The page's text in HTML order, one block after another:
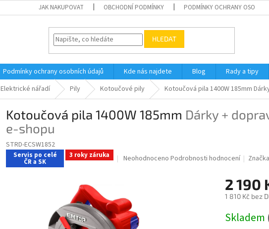
JAK NAKUPOVAT OBCHODNÍ PODMÍNKY PODMÍNKY OCHRANY
HLEDAT
Podmínky ochrany osobních údajů Kde nás najdete Blog Rady a tipy
Elektrické nářadí Pily Kotoučové pily Kotoučová pila 1400W 185mm
Kotoučová pila 1400W 185mm Dárky +
e-shopu
STRD-ECSW1852
Servis po celé
ČR a SK
3 roky záruka
Průměrné
z
5
hvězdiček.
Neohodnoceno Podrobnosti hodnocení
2 190
1 810 Kč bez
cena:
Skladem